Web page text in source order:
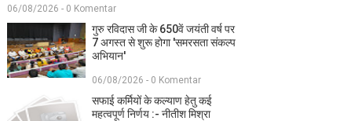
06/08/2026 - 0 Komentar
गुरु रविदास जी के 650वें जयंती वर्ष पर
7 अगस्त से शुरू होगा 'समरसता संकल्प
अभियान'
06/08/2026 - 0 Komentar
सफाई कर्मियों के कल्याण हेतु कई
महत्वपूर्ण निर्णय :- नीतीश मिश्रा